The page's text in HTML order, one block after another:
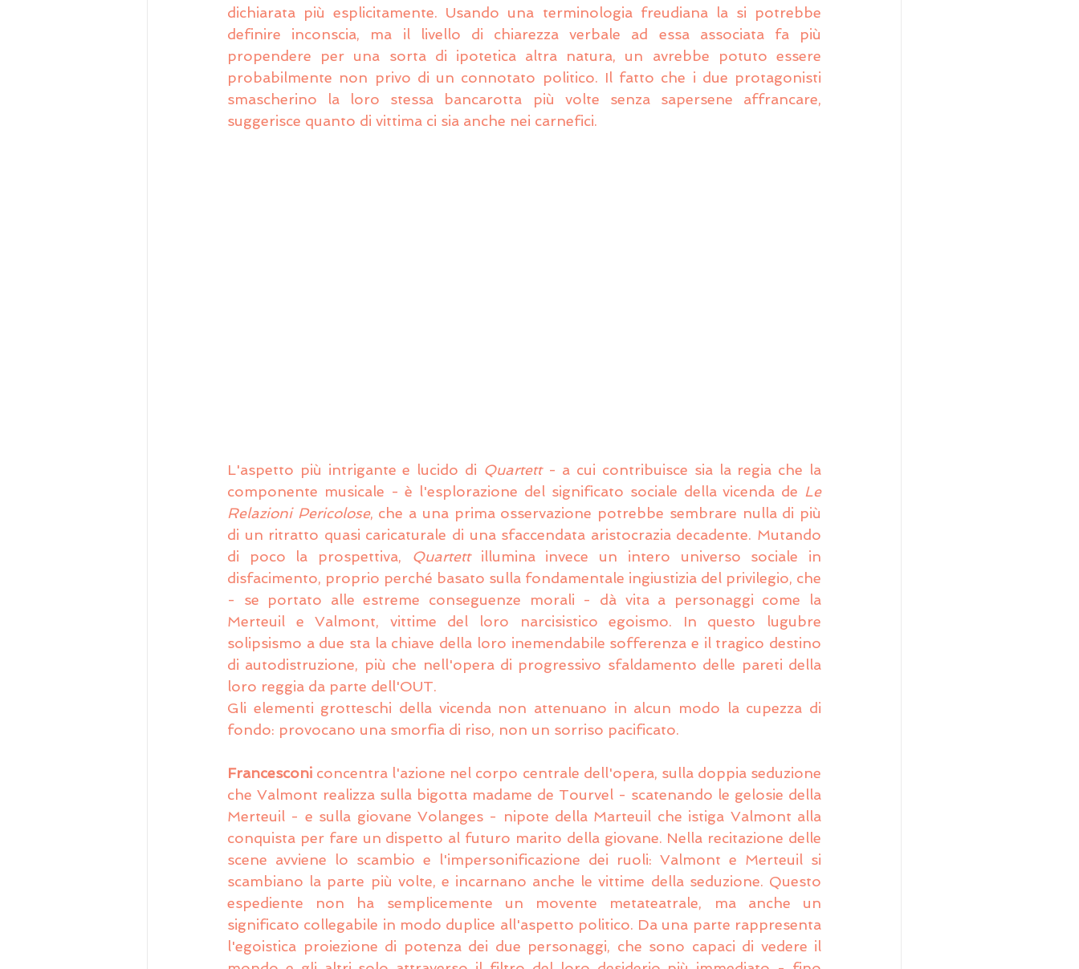
dichiarata più esplicitamente. Usando una terminologia freudiana la si potrebbe
definire inconscia, ma il livello di chiarezza verbale ad essa associata fa più
propendere per una sorta di ipotetica altra natura, un avrebbe potuto essere
probabilmente non privo di un connotato politico. Il fatto che i due protagonisti
smascherino la loro stessa bancarotta più volte senza sapersene affrancare,
suggerisce quanto di vittima ci sia anche nei carnefici.
L'aspetto più intrigante e lucido di Quartett - a cui contribuisce sia la regia che la
componente musicale - è l'esplorazione del significato sociale della vicenda de Le
Relazioni Pericolose, che a una prima osservazione potrebbe sembrare nulla di più
di un ritratto quasi caricaturale di una sfaccendata aristocrazia decadente. Mutando
di poco la prospettiva, Quartett illumina invece un intero universo sociale in
disfacimento, proprio perché basato sulla fondamentale ingiustizia del privilegio, che
- se portato alle estreme conseguenze morali - dà vita a personaggi come la
Merteuil e Valmont, vittime del loro narcisistico egoismo. In questo lugubre
solipsismo a due sta la chiave della loro inemendabile sofferenza e il tragico destino
di autodistruzione, più che nell'opera di progressivo sfaldamento delle pareti della
loro reggia da parte dell'OUT.
Gli elementi grotteschi della vicenda non attenuano in alcun modo la cupezza di
fondo: provocano una smorfia di riso, non un sorriso pacificato.
Francesconi concentra l'azione nel corpo centrale dell'opera, sulla doppia seduzione
che Valmont realizza sulla bigotta madame de Tourvel - scatenando le gelosie della
Merteuil - e sulla giovane Volanges - nipote della Marteuil che istiga Valmont alla
conquista per fare un dispetto al futuro marito della giovane. Nella recitazione delle
scene avviene lo scambio e l'impersonificazione dei ruoli: Valmont e Merteuil si
scambiano la parte più volte, e incarnano anche le vittime della seduzione. Questo
espediente non ha semplicemente un movente metateatrale, ma anche un
significato collegabile in modo duplice all'aspetto politico. Da una parte rappresenta
l'egoistica proiezione di potenza dei due personaggi, che sono capaci di vedere il